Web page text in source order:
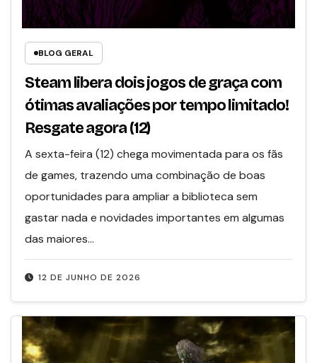
BLOG GERAL
Steam libera dois jogos de graça com
ótimas avaliações por tempo limitado!
Resgate agora (12)
12 DE JUNHO DE 2026
A sexta-feira (12) chega movimentada para os fãs
de games, trazendo uma combinação de boas
oportunidades para ampliar a biblioteca sem
gastar nada e novidades importantes em algumas
das maiores…